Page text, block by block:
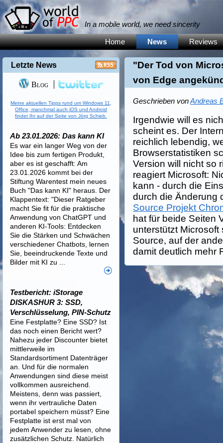
In a mobile world, we need sincerity
Home News Reviews
"Der Tod von
von Edge
Geschrieben vonAndreas
Irgendwie will es
scheint es. Der
reichlich lebendig,
Browserstatistiken
Version will nicht so
reagiert Microsoft:
kann - durch die
durch die Änderung
Source Projekt
hat für beide Seiten
unterstützt
Source, auf der
damit deutlich mehr
Letzte News
Blog
Meine aktuellen Tipps rund um Windows 11,
Office, manchmal auch iOS und Android
findet Ihr auf der Seite von Jörg Schieb.
Ab 23.01.2026: Das kann KI
Es war ein langer Weg von der
Idee bis zum fertigen Produkt,
aber es ist geschafft: Am
23.01.2026 kommt bei der
Stiftung Warentest mein neues
Buch "Das kann KI" heraus. Der
Klappentext: "Dieser Ratgeber
macht Sie fit für die praktische
Anwendung von ChatGPT und
anderen KI-Tools: Entdecken
Sie die Stärken und Schwächen
verschiedener Chatbots, lernen
Sie, beeindruckende Texte und
Bilder mit KI zu ...
Testbericht: iStorage
DISKASHUR 3: SSD,
Verschlüsselung, PIN-Schutz
Eine Festplatte? Eine SSD? Ist
das noch einen Bericht wert?
Nahezu jeder Discounter bietet
mittlerweile im
Standardsortiment Datenträger
an. Und für die normalen
Anwendungen sind diese meist
vollkommen ausreichend.
Meistens, denn was passiert,
wenn ihr vertrauliche Daten
portabel speichern müsst? Eine
Festplatte ist erst mal von
jedem Anwender zu lesen, ohne
zusätzlichen Schutz. Natürlich